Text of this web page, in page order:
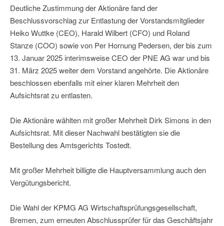
Deutliche Zustimmung der Aktionäre fand der
Beschlussvorschlag zur Entlastung der Vorstandsmitglieder
Heiko Wuttke (CEO), Harald Wilbert (CFO) und Roland
Stanze (COO) sowie von Per Hornung Pedersen, der bis zum
13. Januar 2025 interimsweise CEO der PNE AG war und bis
31. März 2025 weiter dem Vorstand angehörte. Die Aktionäre
beschlossen ebenfalls mit einer klaren Mehrheit den
Aufsichtsrat zu entlasten.
Die Aktionäre wählten mit großer Mehrheit Dirk Simons in den
Aufsichtsrat. Mit dieser Nachwahl bestätigten sie die
Bestellung des Amtsgerichts Tostedt.
Mit großer Mehrheit billigte die Hauptversammlung auch den
Vergütungsbericht.
Die Wahl der KPMG AG Wirtschaftsprüfungsgesellschaft,
Bremen, zum erneuten Abschlussprüfer für das Geschäftsjahr